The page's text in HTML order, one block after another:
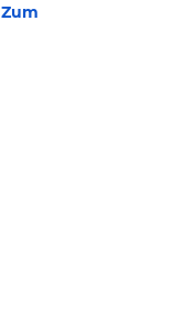
Zum Hotel